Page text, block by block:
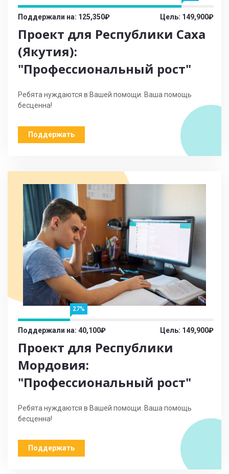
Поддержали на: 125,350₽ Цель: 149,900₽
Проект для Республики Саха
(Якутия):
"Профессиональный рост"
Ребята нуждаются в Вашей помощи. Ваша помощь
бесценна!
Поддержать
27%
Поддержали на: 40,100₽ Цель: 149,900₽
Проект для Республики
Мордовия:
"Профессиональный рост"
Ребята нуждаются в Вашей помощи. Ваша помощь
бесценна!
Поддержать